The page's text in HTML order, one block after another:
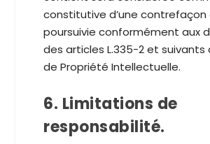
constitutive d’une contrefaçon
poursuivie conformément aux
des articles L.335-2 et suivants
de Propriété Intellectuelle.
6. Limitations de
responsabilité.